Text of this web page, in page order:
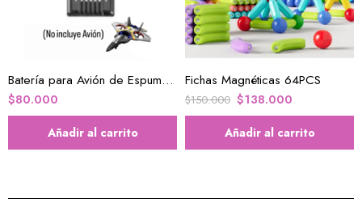
Batería para Avión de Espuma Juguete
$80.000
Añadir al carrito
Fichas Magnéticas 64PCS
$150.000 $138.000
Añadir al carrito